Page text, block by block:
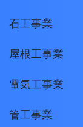
石工事業
屋根工事業
電気工事業
管工事業